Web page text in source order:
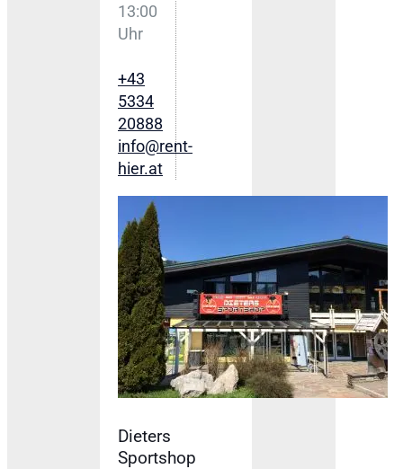
13:00
Uhr
+43
5334
20888
info@rent-
hier.at
Dieters
Sportshop